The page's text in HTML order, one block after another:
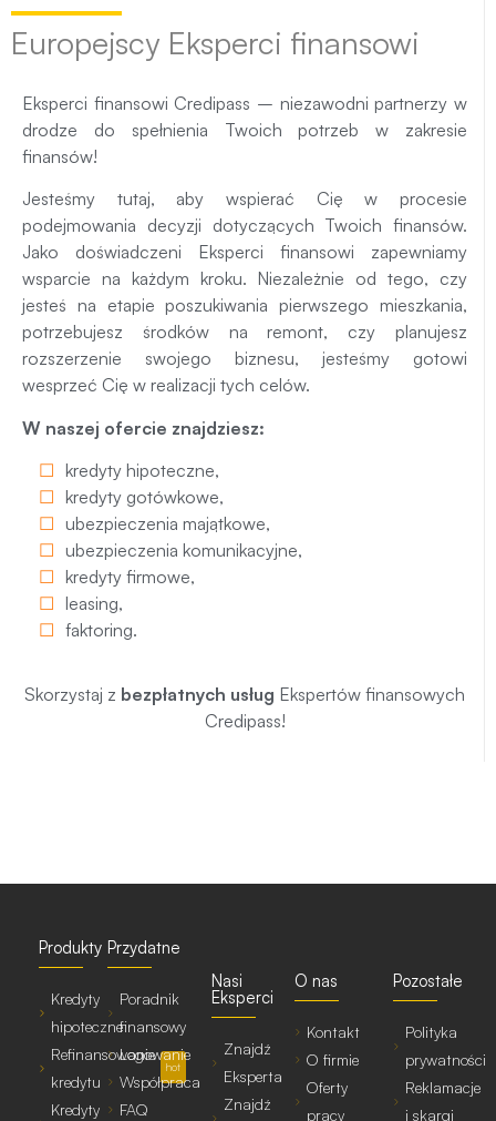
Europejscy Eksperci finansowi
Eksperci finansowi Credipass – niezawodni partnerzy w
drodze do spełnienia Twoich potrzeb w zakresie
finansów!
Jesteśmy tutaj, aby wspierać Cię w procesie
podejmowania decyzji dotyczących Twoich finansów.
Jako doświadczeni Eksperci finansowi zapewniamy
wsparcie na każdym kroku. Niezależnie od tego, czy
jesteś na etapie poszukiwania pierwszego mieszkania,
potrzebujesz środków na remont, czy planujesz
rozszerzenie swojego biznesu, jesteśmy gotowi
wesprzeć Cię w realizacji tych celów.
W naszej ofercie znajdziesz:
kredyty hipoteczne,
kredyty gotówkowe,
ubezpieczenia majątkowe,
ubezpieczenia komunikacyjne,
kredyty firmowe,
leasing,
faktoring.
Skorzystaj z bezpłatnych usług Ekspertów finansowych
Credipass!
Produkty
Kredyty
hipoteczne
Refinansowanie
kredytu
hot
Kredyty
Przydatne
Poradnik
finansowy
Logowanie
Współpraca
FAQ
Nasi
Eksperci
Znajdź
Eksperta
Znajdź
O nas
Kontakt
O firmie
Oferty
pracy
Pozostałe
Polityka
prywatności
Reklamacje
i skargi